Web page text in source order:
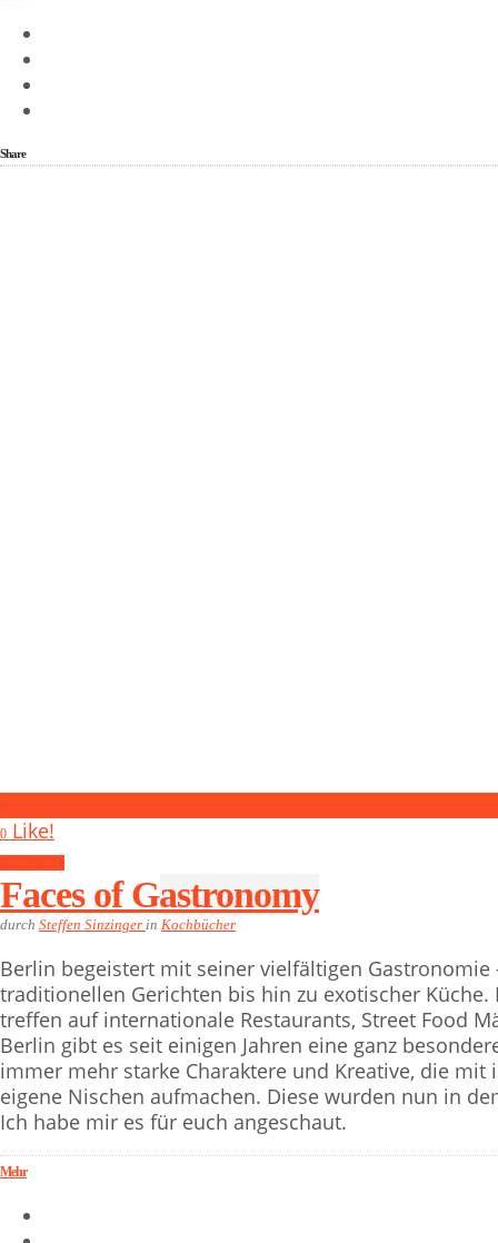
Share
0 Like!
Faces of Gastronomy
durch Steffen Sinzinger in Kochbücher
Berlin begeistert mit seiner vielfältigen
traditionellen Gerichten bis hin zu exotischer
treffen auf internationale Restaurants, Street Food
Berlin gibt es seit einigen Jahren eine ganz
immer mehr starke Charaktere und Kreative, die
eigene Nischen aufmachen. Diese wurden nun in
Ich habe mir es für euch angeschaut.
Mehr